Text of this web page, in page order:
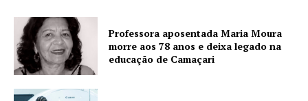
Professora aposentada Maria Moura
morre aos 78 anos e deixa legado na
educação de Camaçari